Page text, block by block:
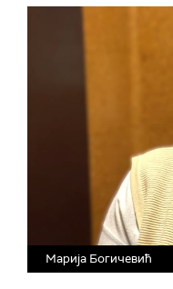
Марија Богичевић